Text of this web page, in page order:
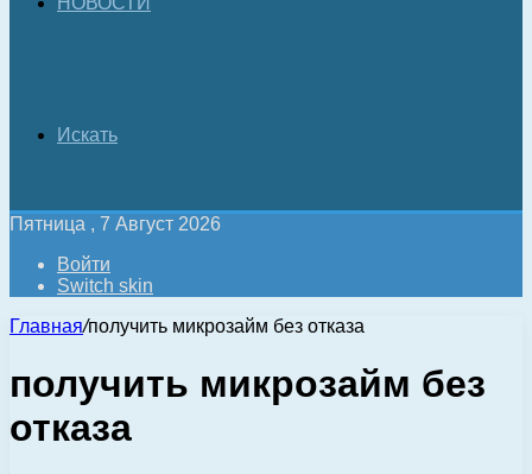
Искать
Пятница , 7 Август 2026
Войти
Switch skin
Главная/получить микрозайм без отказа
получить микрозайм без
отказа